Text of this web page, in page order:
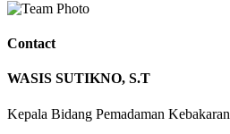
Contact
WASIS SUTIKNO, S.T
Kepala Bidang Pemadaman Kebakaran